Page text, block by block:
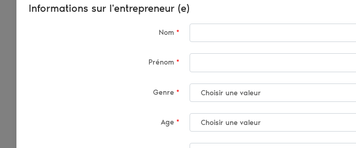
Informations sur l'entrepreneur (e)
Nom *
Prénom *
Genre *
Age *